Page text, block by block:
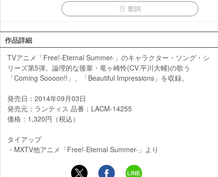
歌詞
作品詳細
TVアニメ「Free!-Eternal Summer-」のキャラクター・ソング・シ
リーズ第5弾。論理的な後輩・竜ヶ崎怜(CV.平川大輔)の歌う
「Coming Soooon!!」、「Beautiful Impressions」を収録。
発売日：2014年09月03日
発売元：ランティス 品番：LACM-14255
価格：1,320円（税込）
タイアップ
・MXTV他アニメ「Free!-Eternal Summer-」より